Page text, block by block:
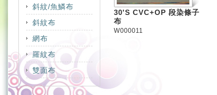
POLYESTER
TACTEL
COTTON
CT
CVC
MERYL
MODAL RAYON
NYLON
COOLMAX
MERYL
NYLON
POLYESTER
RAYON
SUPPLEX
斜紋/魚鱗布
COOLMAX
COTTON
CVC
NYLON
SUPPLEX
斜紋布
COTTON
POLYESTER
網布
COOLMAX
COOLPLUS
NYLON
羅紋布
COOLMAX
COTTON
雙面布
COOLDRY
30'S CVC+OP 段染條子
布
W000011